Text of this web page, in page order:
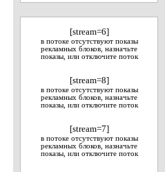
[stream=6]
в потоке отсутствуют показы
рекламных блоков, назначьте
показы, или отключите поток
[stream=8]
в потоке отсутствуют показы
рекламных блоков, назначьте
показы, или отключите поток
[stream=7]
в потоке отсутствуют показы
рекламных блоков, назначьте
показы, или отключите поток